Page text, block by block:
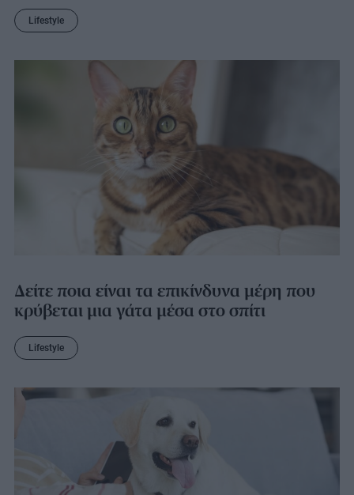
Lifestyle
Δείτε ποια είναι τα επικίνδυνα μέρη που
κρύβεται μια γάτα μέσα στο σπίτι
Lifestyle